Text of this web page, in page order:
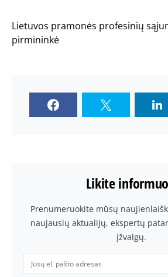
Lietuvos pramonės profesinių
pirmininkė
Likite
Prenumeruokite mūsų
naujausių aktualijų, ekspertų
įžvalgų.